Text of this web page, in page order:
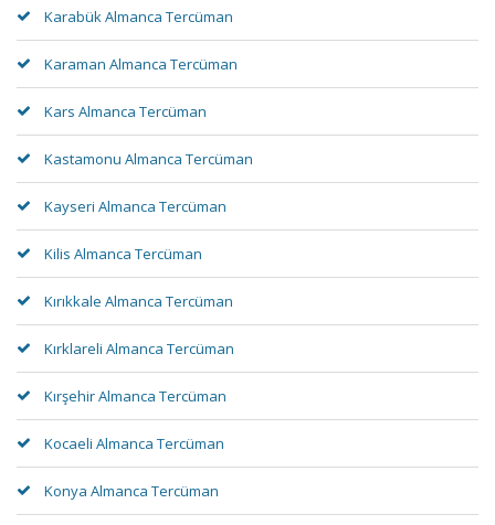
Karabük Almanca Tercüman
Karaman Almanca Tercüman
Kars Almanca Tercüman
Kastamonu Almanca Tercüman
Kayseri Almanca Tercüman
Kilis Almanca Tercüman
Kırıkkale Almanca Tercüman
Kırklareli Almanca Tercüman
Kırşehir Almanca Tercüman
Kocaeli Almanca Tercüman
Konya Almanca Tercüman